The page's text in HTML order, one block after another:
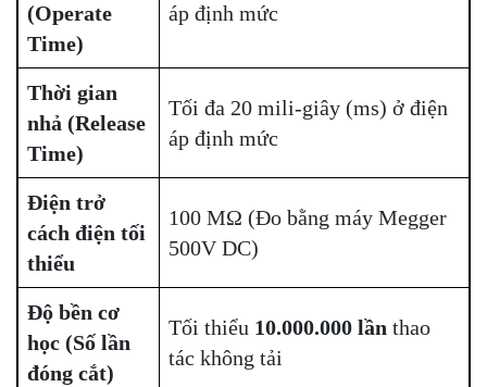
(Operate
Time)
áp định mức
Thời gian
nhả (Release
Time)
Tối đa 20 mili-giây (ms) ở điện
áp định mức
Điện trở
cách điện tối
thiểu
100 MΩ (Đo bằng máy Megger
500V DC)
Độ bền cơ
học (Số lần
đóng cắt)
Tối thiểu 10.000.000 lần thao
tác không tải